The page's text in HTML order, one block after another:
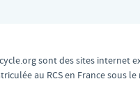
sont des sites internet
au RCS en France sous le